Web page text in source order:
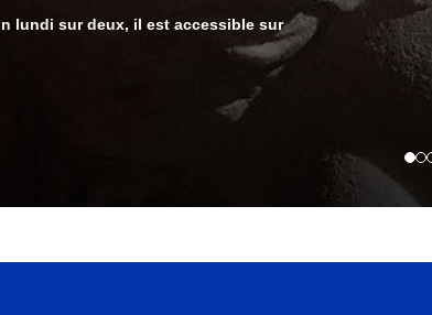
lundi sur deux, il est accessible sur